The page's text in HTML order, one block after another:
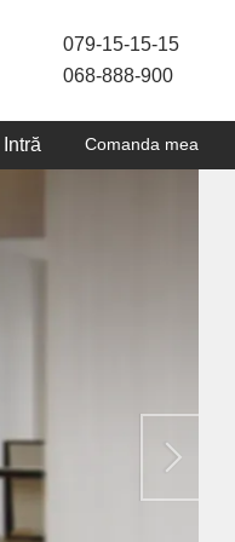
079-15-15-15
068-888-900
Intră Comanda mea